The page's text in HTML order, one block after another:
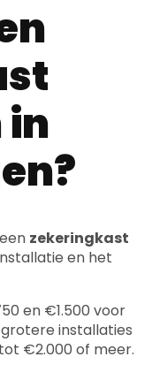
in
zekeringkast
en het
en €1.500 voor
installaties
€2.000 of meer.